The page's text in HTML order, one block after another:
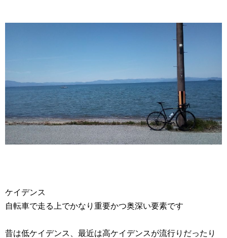
ケイデンス
自転車で走る上でかなり重要かつ奥深い要素です
昔は低ケイデンス、最近は高ケイデンスが流行りだったり